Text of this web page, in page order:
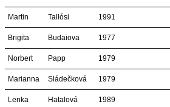
Martin Tallósi 1991
Brigita Budaiova 1977
Norbert Papp 1979
Marianna Sládečková 1979
Lenka Hatalová 1989